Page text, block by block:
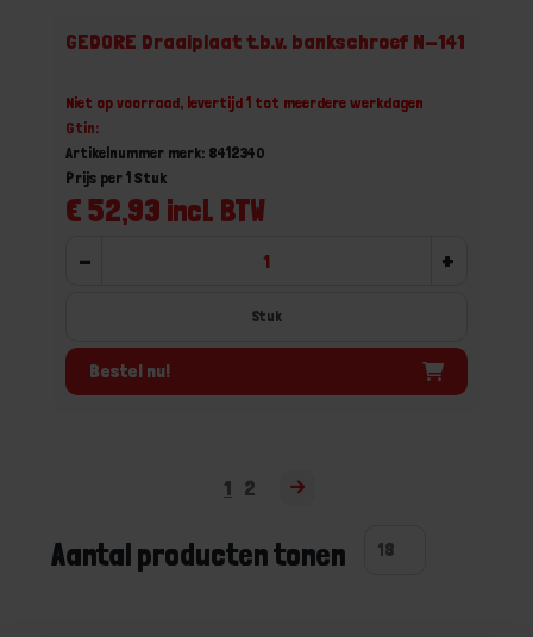
GEDORE Draaiplaat t.b.v. bankschroef N-141
Niet op voorraad, levertijd 1 tot meerdere werkdagen
Gtin:
Artikelnummer merk: 8412340
€ 52,93 incl. BTW
Prijs per 1 Stuk
- +
Stuk
Bestel nu!
1 2
Aantal producten tonen